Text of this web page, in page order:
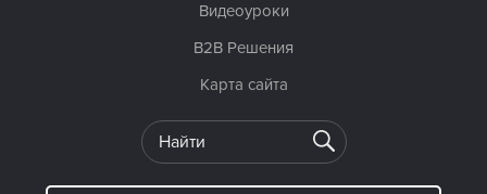
Видеоуроки
B2B Решения
Карта сайта